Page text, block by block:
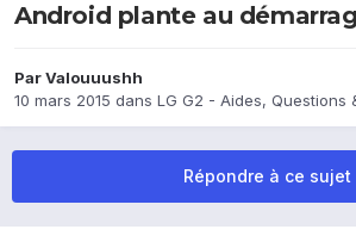
Android plante au
ParValouuushh
10 mars 2015 dans LG G2 - Aides, Questions
Répondre à ce sujet